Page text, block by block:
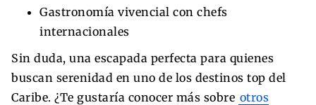
Gastronomía vivencial con chefs
internacionales
Sin duda, una escapada perfecta para quienes
buscan serenidad en uno de los destinos top del
Caribe. ¿Te gustaría conocer más sobre otros